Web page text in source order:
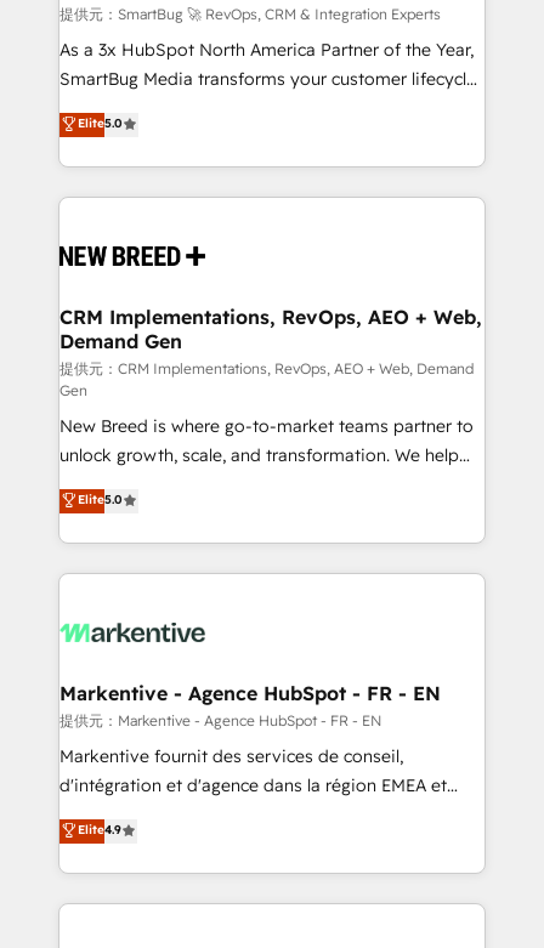
HubSpot導入・活用支援 顧客データの一元化から、
GTMの見える化・自動化まで。全Hub統合運用、デー
タ品質設計、グループ横断のCRM統合に対応します。
の一部をAIが自律実行する組織への移行を設計・実装。
Breeze・Claude等をHubSpotと連携させ、役割定義・
革を、構想から実装・定着までPMOとして主導。「設
の統合・浸透・変革管理を実行します。 ▸ CMS戦略設
計・構築：リード獲得・CVR・SEOを前提にした情報設
計・導線設計・テンプレート設計をContent Hubで一体
提供。 ▸ 既存CRM・MAからの移行支援：Salesforce・
Marketo・Pardot等からの移行、カスタム設計、履歴
データ移行と活用設計まで。 ▸ AEO対応：ChatGPT・
ンツとサイト構造を最適化。 🏆 なぜ100incを選ぶの
か？ ✓ HubSpot Eliteパートナー認定 ✓ HubSpotアワ
ード受賞・HUGリーダー ✓ ISO27001:2022 /
HubSpot大百科 出版 CRM・AI活用に関するご相談、現
せください。
提供元：SmartBug 🚀 RevOps, CRM & Integration Experts
As a 3x HubSpot North America Partner of the Year,
SmartBug Media transforms your customer lifecycle
into a revenue engine. Our unified ecosystem
includes specialized divisions Globalia (AI &
Software) and Point Success Media (Paid Media),
making this the official home for all three brands. 🔄
and system integrations powered by Globalia’s
trainers to drive platform adoption. 📈 Revenue
Generation - Full-funnel marketing and high-
performance advertising via Point Success Media. -
Expert deployment of Breeze AI and custom agents
to automate growth. 🏆 Elite Excellence - 8 platform
accreditations and deep HIPAA-compliance
expertise. - A team of 250+ experts dedicated to
your resilient growth.
Elite5.0
CRM Implementations, RevOps, AEO + Web,
Demand Gen
提供元：CRM Implementations, RevOps, AEO + Web, Demand
Gen
New Breed is where go-to-market teams partner to
unlock growth, scale, and transformation. We help
companies activate HubSpot’s AI-powered
customer platform and operationalize HubSpot’s
Loop Marketing framework through expert-led
services, smart agents, and purpose-built apps,
results, fast. ⚙️CRM & RevOps: Align all Hubs to your
🎯Demand Gen & ABM: Drive pipeline with inbound,
ABM, AEO, SEO, & paid media. 👩‍💻Web Design:
Build high-performing websites with UX, messaging,
& conversion strategy that drive results. 🤖AI
AI, & maximize AEO with tailored AI services. 🧩
Integrations: Extend HubSpot with custom
Elite5.0
Markentive - Agence HubSpot - FR - EN
提供元：Markentive - Agence HubSpot - FR - EN
Markentive fournit des services de conseil,
d'intégration et d'agence dans la région EMEA et
North America. Avec plus de 115 experts en
marketing automation, Growth, Revops, CRM et
webdesign. Markentive is both a consulting firm, a
digital agency and an integrator. With over 115
Elite4.9